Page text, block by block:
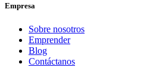
Empresa
Sobre nosotros
Emprender
Blog
Contáctanos